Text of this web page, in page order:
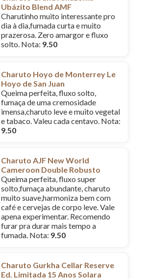
Ubázito Blend AMF
Charutinho muito interessante pro
dia à dia,fumada curta e muito
prazerosa. Zero amargor e fluxo
solto. Nota: 9.50
Charuto Hoyo de Monterrey Le
Hoyo de San Juan
Queima perfeita, fluxo solto,
fumaça de uma cremosidade
imensa,charuto leve e muito vegetal
e tabaco. Valeu cada centavo. Nota:
9.50
Charuto AJF New World
Cameroon Double Robusto
Queima perfeita, fluxo super
solto,fumaça abundante, charuto
muito suave,harmoniza bem com
café e cervejas de corpo leve. Vale
apena experimentar. Recomendo
furar pra durar mais tempo a
fumada. Nota: 9.50
Charuto Gurkha Cellar Reserve
Ed. Limitada 15 Anos Solara